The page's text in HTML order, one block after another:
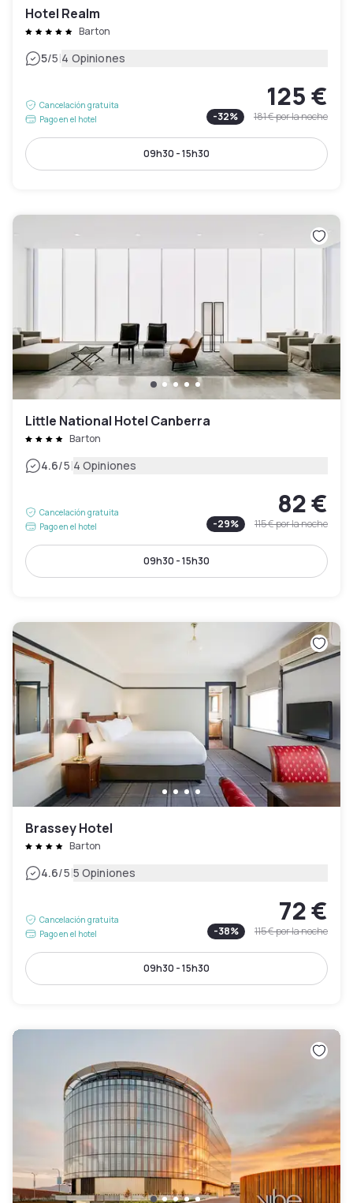
Hotel Realm
Barton
5/5|4 Opiniones
Cancelación gratuita
Pago en el hotel
125 €
-32% 181 €por la noche
09h30 - 15h30
Little National Hotel Canberra
Barton
4.6/5|4 Opiniones
Cancelación gratuita
Pago en el hotel
82 €
-29% 115 €por la noche
09h30 - 15h30
Brassey Hotel
Barton
4.6/5|5 Opiniones
Cancelación gratuita
Pago en el hotel
72 €
-38% 115 €por la noche
09h30 - 15h30